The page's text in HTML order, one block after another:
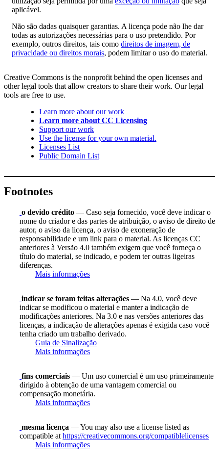
aplicável.
Não são dadas quaisquer garantias. A licença pode não lhe dar
todas as autorizações necessárias para o uso pretendido. Por
exemplo, outros direitos, tais como direitos de imagem, de
privacidade ou direitos morais, podem limitar o uso do material.
Creative Commons is the nonprofit behind the open licenses and
other legal tools that allow creators to share their work. Our legal
tools are free to use.
Learn more about our work
Learn more about CC Licensing
Support our work
Use the license for your own material.
Licenses List
Public Domain List
Footnotes
o devido crédito — Caso seja fornecido, você deve indicar o
nome do criador e das partes de atribuição, o aviso de direito de
autor, o aviso da licença, o aviso de exoneração de
responsabilidade e um link para o material. As licenças CC
anteriores à Versão 4.0 também exigem que você forneça o
título do material, se indicado, e podem ter outras ligeiras
diferenças.
Mais informações
indicar se foram feitas alterações — Na 4.0, você deve
indicar se modificou o material e manter a indicação de
modificações anteriores. Na 3.0 e nas versões anteriores das
licenças, a indicação de alterações apenas é exigida caso você
tenha criado um trabalho derivado.
Guia de Sinalização
Mais informações
fins comerciais — Um uso comercial é um uso primeiramente
dirigido à obtenção de uma vantagem comercial ou
compensação monetária.
Mais informações
mesma licença — You may also use a license listed as
compatible at https://creativecommons.org/compatiblelicenses
Mais informações